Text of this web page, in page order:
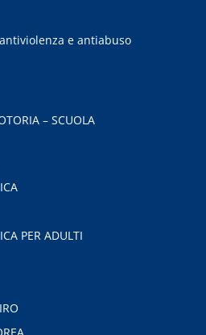
e antiabuso
– SCUOLA
PER ADULTI